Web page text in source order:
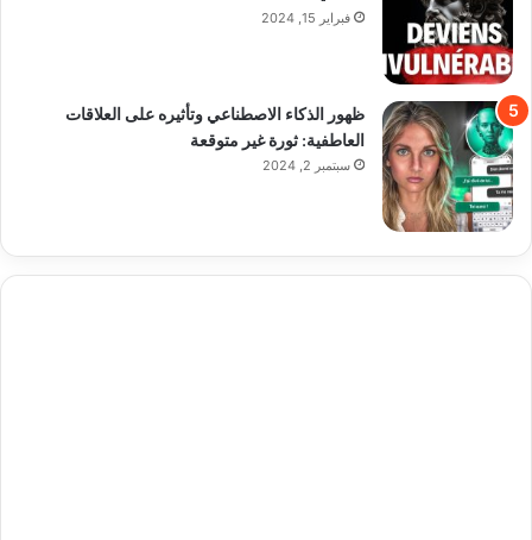
فبراير 15, 2024
ظهور الذكاء الاصطناعي وتأثيره على العلاقات
العاطفية: ثورة غير متوقعة
سبتمبر 2, 2024